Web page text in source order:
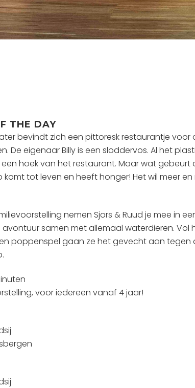
THE DAY
bevindt zich een pittoresk restaurantje voor
De eigenaar Billy is een sloddervos. Al het
hoek van het restaurant. Maar wat gebeurt
tot leven en heeft honger! Het wil meer en
nemen Sjors & Ruud je mee in
samen met allemaal waterdieren. Vol
poppenspel gaan ze het gevecht aan tegen
voor iedereen vanaf 4 jaar!